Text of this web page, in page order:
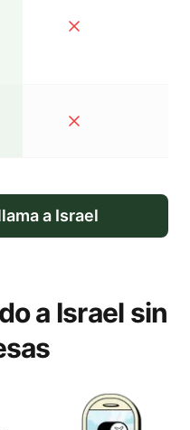
a Israel
a Israel sin